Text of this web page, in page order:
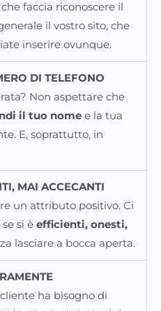
faccia riconoscere il
il vostro sito, che
inserire ovunque.
DI TELEFONO
Non aspettare che
il tuo nome e la tua
E, soprattutto, in
MAI ACCECANTI
un attributo positivo. Ci
si è efficienti, onesti,
lasciare a bocca aperta.
ha bisogno di